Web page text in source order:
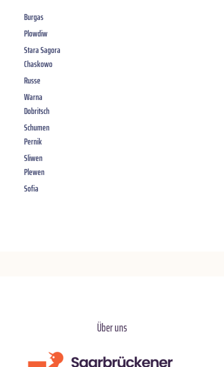
Burgas
Plowdiw
Stara Sagora
Chaskowo
Russe
Warna
Dobritsch
Schumen
Pernik
Sliwen
Plewen
Sofia
Über uns